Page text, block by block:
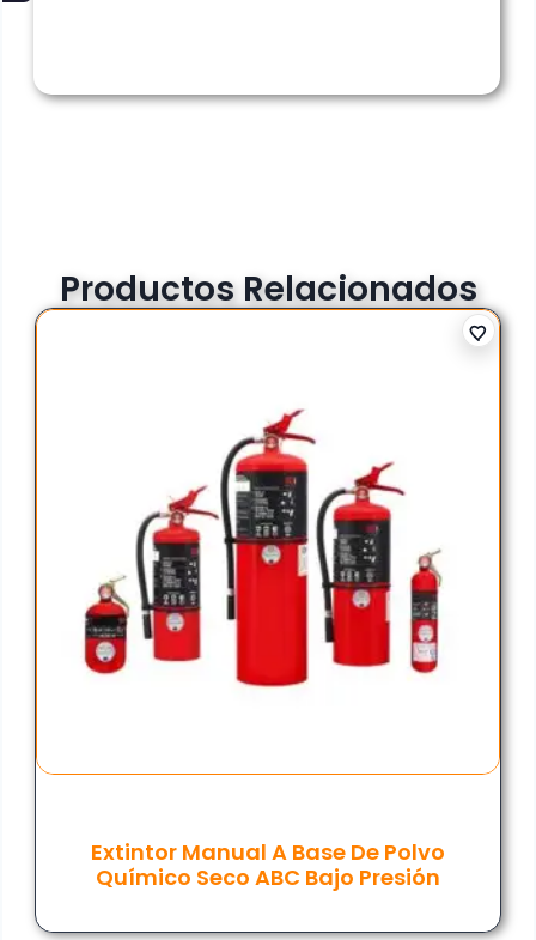
Productos Relacionados
Extintor Manual A Base De Polvo
Químico Seco ABC Bajo Presión